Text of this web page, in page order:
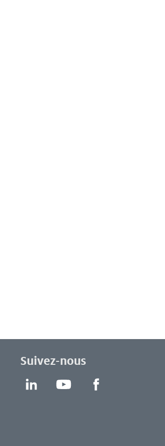
Suivez-nous
LinkedIn YouTube Facebook